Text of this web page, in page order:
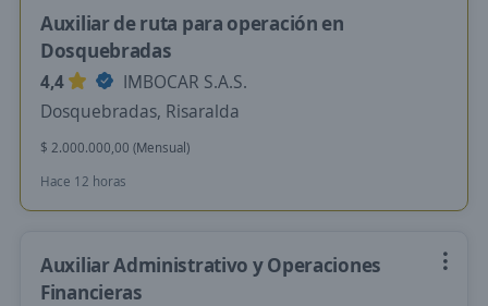
Auxiliar de ruta para operación en
Dosquebradas
4,4
IMBOCAR S.A.S.
Dosquebradas, Risaralda
$ 2.000.000,00 (Mensual)
Hace 12 horas
Auxiliar Administrativo y Operaciones
Financieras